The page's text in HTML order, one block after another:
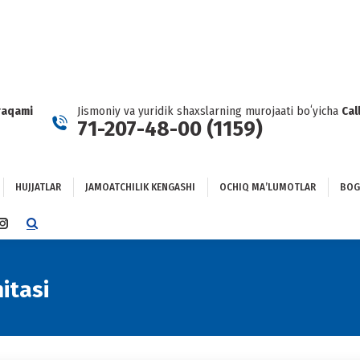
Jismoniy va yuridik shaxslarning murojaati boʻyicha
71-207-48-00 (1159)
HUJJATLAR JAMOATCHILIK KENGASHI OCHIQ MAʼLUMOTLAR
INSTAGRAM
IN
NEW